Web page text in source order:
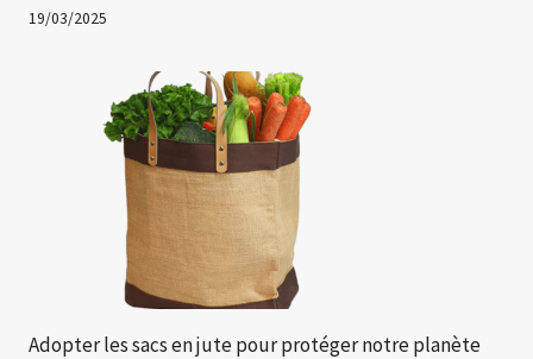
19/03/2025
Adopter les sacs en jute pour protéger notre planète